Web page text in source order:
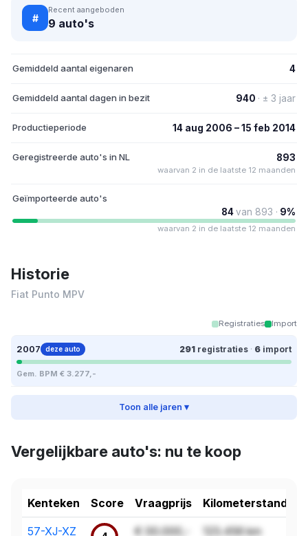
#
Recent aangeboden
9 auto's
Gemiddeld aantal eigenaren 4
Gemiddeld aantal dagen in bezit 940 · ± 3 jaar
Productieperiode 14 aug 2006 – 15 feb 2014
Geregistreerde auto's in NL 893
waarvan 2 in de laatste 12 maanden
Geïmporteerde auto's
84van 893 · 9%
waarvan 2 in de laatste 12 maanden
Historie
Fiat Punto MPV
Registraties Import
2007 deze auto 291 registraties · 6 import
Gem. BPM € 3.277,-
Toon alle jaren ▾
Vergelijkbare auto's: nu te koop
Kenteken Score Vraagprijs Kilometerstand
57-XJ-XZ € 00.000,- 123.456 km